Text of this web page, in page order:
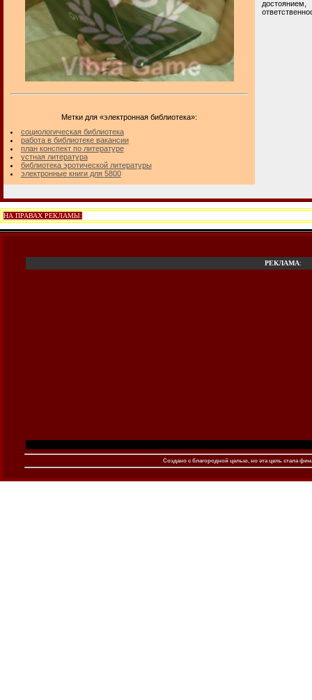
Метки для «электронная библиотека»:
социологическая библиотека
работа в библиотеке вакансии
план конспект по литературе
устная литература
библиотека эротической литературы
электронные книги для 5800
НА ПРАВАХ РЕКЛАМЫ:
РЕКЛАМА:
Создано c благородной целью, но эта цель стала